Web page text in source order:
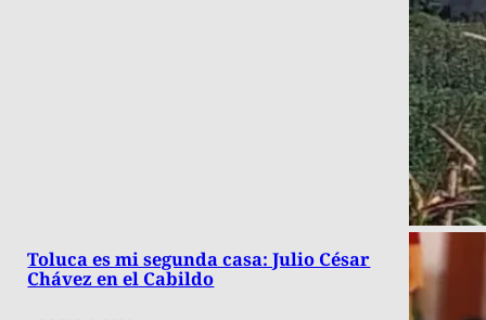
Toluca es mi segunda casa: Julio César
Chávez en el Cabildo